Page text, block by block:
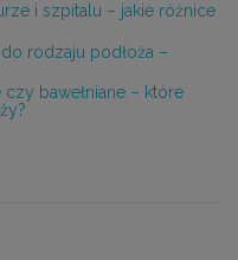
i szpitalu – jakie różnice
rodzaju podłoża –
bawełniane – które